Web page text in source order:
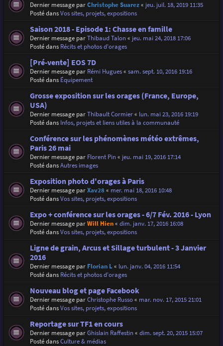
Dernier message parChristophe Suarez« jeu. juil. 18, 2019 11:35
Posté dansVos sites, projets, expositions
Saison 2018 - Episode 1: Chasse en famille
Dernier message parThibaud Talon« jeu. mai 24, 2018 17:06
Posté dans Récits et photos d'orages
[Pré-vente] EOS 7D
Dernier message par Rémi Hugues« sam. sept. 10, 2016 19:16
Posté dans Équipement
Grosse exposition sur les orages (France, Europe,
USA)
Dernier message parThibault Cormier« lun. mai 23, 2016 19:19
Posté dans Infos, projets et liens utiles à la communauté
Conférence sur les phénomènes météo extrêmes,
Paris 26 mai
Dernier message par Florent Pin« jeu. mai 19, 2016 17:14
Posté dansAutres images
Exposition photo d'orages à Paris
Dernier message parXav28« mer. mai 18, 2016 10:48
Posté dansVos sites, projets, expositions
Expo + conférence sur les orages - 6/7 Fév. 2016 - Lyon
Dernier message parWill Hien« dim. janv. 17, 2016 16:08
Posté dansVos sites, projets, expositions
Ligne de grain, Arcus et Sillage turbulent - 3 Janvier
2016
Dernier message par Florian L« lun. janv. 04, 2016 11:54
Posté dans Récits et photos d'orages
Nouveau blog et page Facebook
Dernier message parChristophe Russo« mar. nov. 17, 2015 21:01
Posté dansVos sites, projets, expositions
Reportage sur TF1 en cours
Dernier message parGhislain Raffestin« dim. sept. 20, 2015 15:07
Posté dansCulture & médias